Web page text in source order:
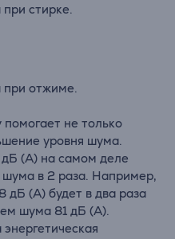
стирке.
отжиме.
не только
уровня шума.
(А) на самом деле
в 2 раза. Например,
дБ (А) будет в два раза
шума 81 дБ (А).